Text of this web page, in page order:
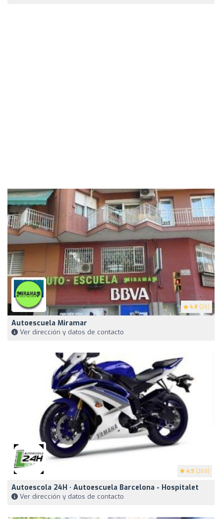
4.8 (26)
Autoescuela Miramar
Ver dirección y datos de contacto
4.9 (269)
Autoescola 24H · Autoescuela Barcelona - Hospitalet
Ver dirección y datos de contacto